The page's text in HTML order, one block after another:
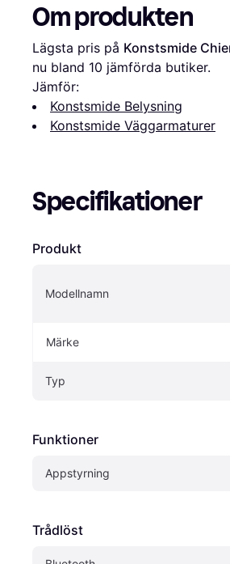
Om produkten
Lägsta pris på Konstsmide
nu bland 10 jämförda butiker.
Jämför:
Konstsmide Belysning
Konstsmide Väggarmaturer
Specifikationer
Produkt
Modellnamn
Märke
Typ
Funktioner
Appstyrning
Trådlöst